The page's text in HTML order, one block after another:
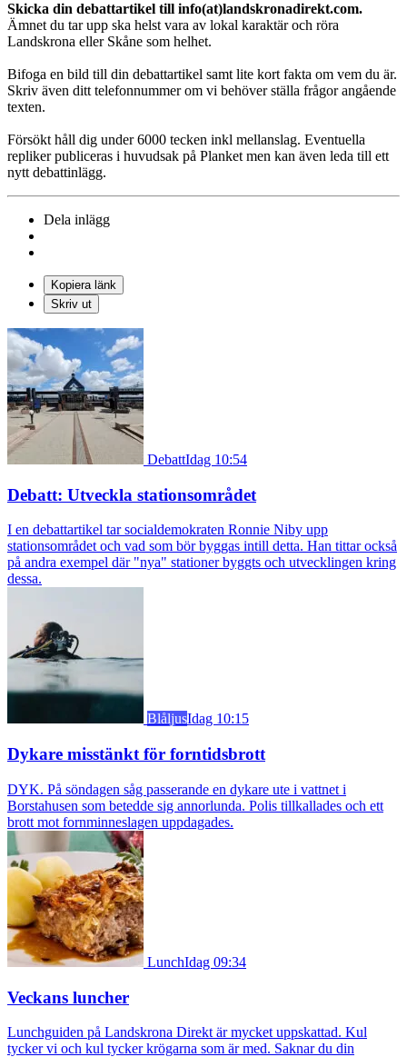
Skicka din debattartikel till info(at)landskronadirekt.com.
Ämnet du tar upp ska helst vara av lokal karaktär och röra
Landskrona eller Skåne som helhet.
Bifoga en bild till din debattartikel samt lite kort fakta om vem du är.
Skriv även ditt telefonnummer om vi behöver ställa frågor angående
texten.
Försökt håll dig under 6000 tecken inkl mellanslag. Eventuella
repliker publiceras i huvudsak på Planket men kan även leda till ett
nytt debattinlägg.
Dela inlägg
Kopiera länk
Skriv ut
DebattIdag 10:54
Debatt: Utveckla stationsområdet
I en debattartikel tar socialdemokraten Ronnie Niby upp
stationsområdet och vad som bör byggas intill detta. Han tittar också
på andra exempel där "nya" stationer byggts och utvecklingen kring
dessa.
BlåljusIdag 10:15
Dykare misstänkt för forntidsbrott
DYK. På söndagen såg passerande en dykare ute i vattnet i
Borstahusen som betedde sig annorlunda. Polis tillkallades och ett
brott mot fornminneslagen uppdagades.
LunchIdag 09:34
Veckans luncher
Lunchguiden på Landskrona Direkt är mycket uppskattad. Kul
tycker vi och kul tycker krögarna som är med. Saknar du din